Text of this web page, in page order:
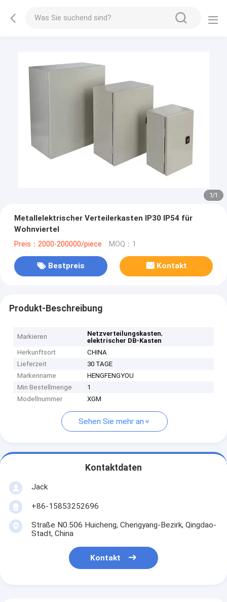
1/1
Metallelektrischer Verteilerkasten IP30 IP54 für
Wohnviertel
Preis：2000-200000/piece MOQ：1
Bestpreis Kontakt
Produkt-Beschreibung
Markieren Netzverteilungskasten,
elektrischer DB-Kasten
Herkunftsort
CHINA
Lieferzeit
30 TAGE
Markenname
HENGFENGYOU
Min Bestellmenge
1
Modellnummer
XGM
Sehen Sie mehr an
Kontaktdaten
Jack
+86-15853252696
Straße N0.506 Huicheng, Chengyang-Bezirk, Qingdao-
Stadt, China
Kontakt